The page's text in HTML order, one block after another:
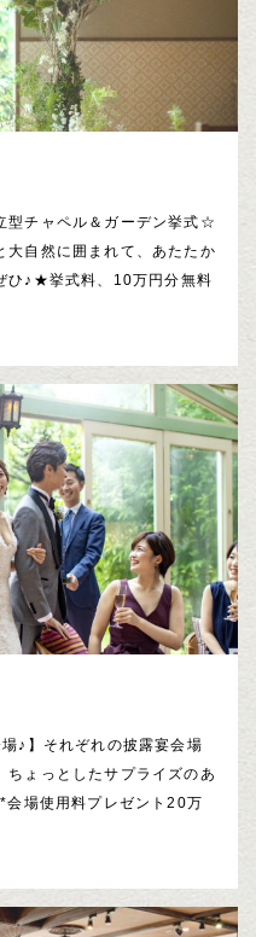
型チャペル＆ガーデン挙式☆
大自然に囲まれて、あたたか
ひ♪★挙式料、10万円分無料
♪】それぞれの披露宴会場
ちょっとしたサプライズのあ
会場使用料プレゼント20万